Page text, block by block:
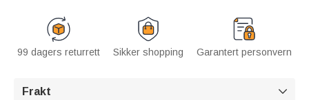
99 dagers returrett Sikker shopping Garantert personvern
Frakt 